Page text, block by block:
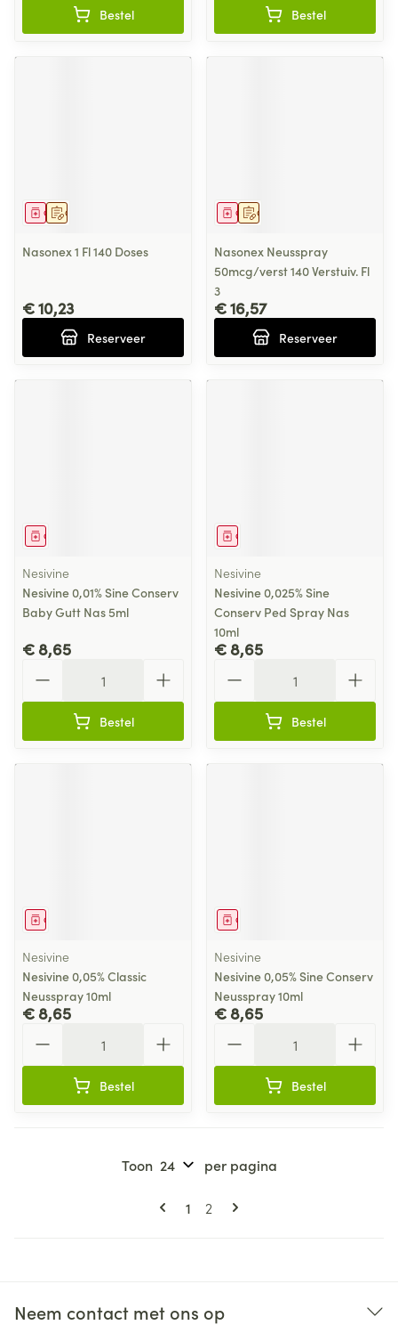
Bestel Bestel
Op voorschrift
Geneesmiddel
Nasonex 1 Fl 140 Doses
€ 10,23
Reserveer
Op voorschrift
Geneesmiddel
Nasonex Neusspray
50mcg/verst 140 Verstuiv. Fl
3
€ 16,57
Reserveer
Geneesmiddel
Nesivine
Nesivine 0,01% Sine Conserv
Baby Gutt Nas 5ml
€ 8,65
Bestel
Geneesmiddel
Nesivine
Nesivine 0,025% Sine
Conserv Ped Spray Nas
10ml
€ 8,65
Bestel
Geneesmiddel
Nesivine
Nesivine 0,05% Classic
Neusspray 10ml
€ 8,65
Bestel
Geneesmiddel
Nesivine
Nesivine 0,05% Sine Conserv
Neusspray 10ml
€ 8,65
Bestel
Pagina's
U lees momenteel pagina
1 Pagina
2
Toon per pagina
Neem contact met ons op